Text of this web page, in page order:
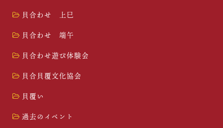
貝合わせ 上巳
貝合わせ 端午
貝合わせ遊び体験会
貝合貝覆文化協会
貝覆い
過去のイベント